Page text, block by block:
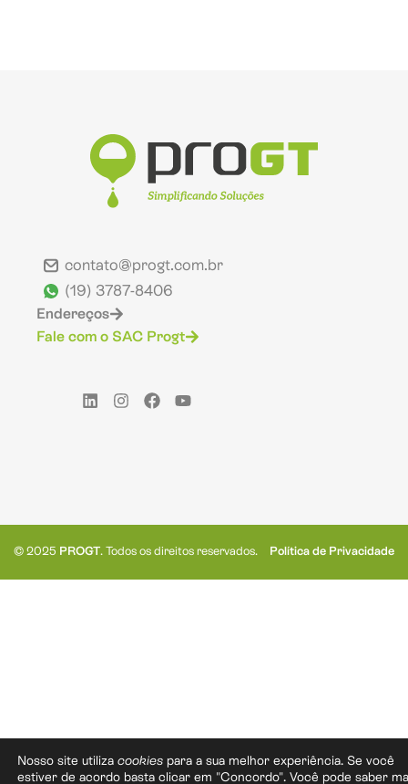
contato@progt.com.br
(19) 3787-8406
Endereços
Fale com o SAC Progt
© 2025 PROGT. Todos os direitos reservados. Política de Privacidade
Nosso site utiliza cookies para a sua melhor experiência. Se você
estiver de acordo basta clicar em "Concordo". Você pode saber